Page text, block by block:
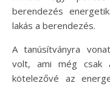
berendezés
lakás a berendezés.
A tanúsítványra
volt, ami még csak
kötelezővé az